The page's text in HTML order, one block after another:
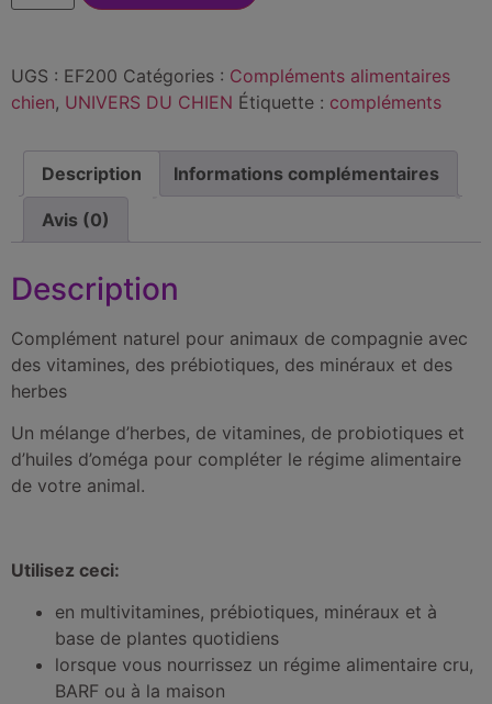
UGS : EF200 Catégories : Compléments alimentaires
chien, UNIVERS DU CHIEN Étiquette : compléments
Description Informations complémentaires
Avis (0)
Description
Complément naturel pour animaux de compagnie avec
des vitamines, des prébiotiques, des minéraux et des
herbes
Un mélange d’herbes, de vitamines, de probiotiques et
d’huiles d’oméga pour compléter le régime alimentaire
de votre animal.
Utilisez ceci:
en multivitamines, prébiotiques, minéraux et à
base de plantes quotidiens
lorsque vous nourrissez un régime alimentaire cru,
BARF ou à la maison